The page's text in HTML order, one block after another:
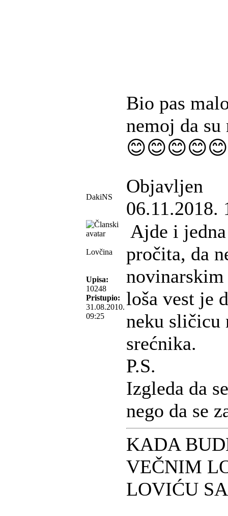
Bio pas
nemoj da
😊😊😊😊😊
DakiNS
Objavljen
06.11.2018.
Lovčina
Upisa:
10248
Pristupio:
31.08.2010.
09:25
Ajde i
pročita, da
novinarskim
loša vest je
neku sličicu
srećnika.
P.S.
Izgleda da
nego da se
KADA
VEČNIM
LOVIĆU